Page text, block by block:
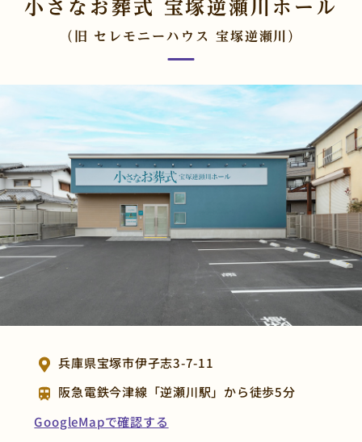
小さなお葬式 宝塚逆瀬川ホール
（旧 セレモニーハウス 宝塚逆瀬川）
兵庫県宝塚市伊孑志3-7-11
阪急電鉄今津線「逆瀬川駅」から徒歩5分
GoogleMapで確認する